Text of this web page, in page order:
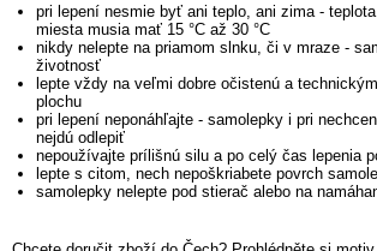
pri lepení nesmie byť ani teplo, ani zima -
miesta musia mať 15 °C až 30 °C
nikdy nelepte na priamom slnku, či v mraze -
životnosť
lepte vždy na veľmi dobre očistenú a
plochu
pri lepení neponáhľajte - samolepky i pri
nejdú odlepiť
nepoužívajte prílišnú silu a po celý čas lepenia
lepte s citom, nech nepoškriabete povrch
samolepky nelepte pod stierač alebo na